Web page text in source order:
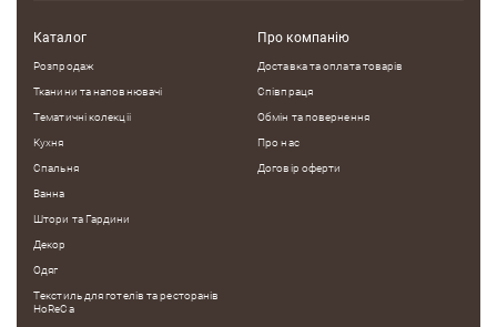
Каталог
Розпродаж
Тканини та наповнювачі
Тематичні колекцii
Кухня
Спальня
Ванна
Штори та Гардини
Декор
Одяг
Текстиль для готелів та ресторанів
HoReCa
Про компанію
Доставка та оплата товарів
Співпраця
Обмін та повернення
Про нас
Договір оферти
Недоліки